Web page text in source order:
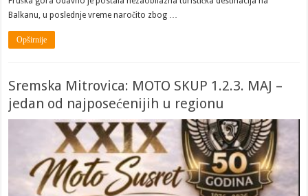
Balkanu, u poslednje vreme naročito zbog …
Opširnije
Sremska Mitrovica: MOTO SKUP 1.2.3. MAJ –
jedan od najposećenijih u regionu